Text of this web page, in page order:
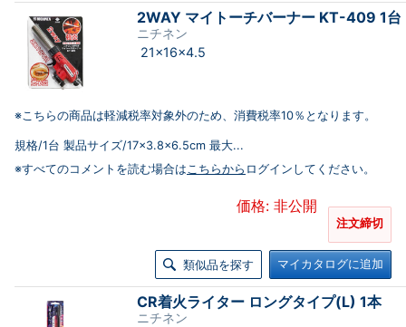
2WAY マイトーチバーナー KT-409 1台
ニチネン
21×16×4.5
※こちらの商品は軽減税率対象外のため、消費税率10％となります。
規格/1台 製品サイズ/17×3.8×6.5cm 最大...
※すべてのコメントを読む場合はこちらから ログインしてください。
価格: 非公開
注文締切
類似品を探す マイカタログに追加
CR着火ライター ロングタイプ(L) 1本
ニチネン